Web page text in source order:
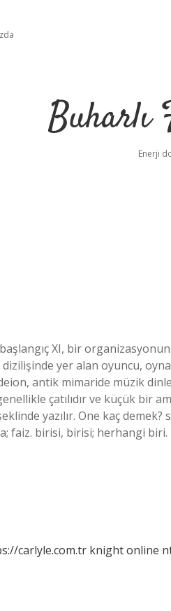
Buharlı
Enerji
​​XI, bir
yer alan oyuncu,
antik mimaride müzik
çatılıdır ve küçük bir
yazılır. One kaç demek?
faiz. birisi, birisi; herhangi
carlyle.com.tr knight online